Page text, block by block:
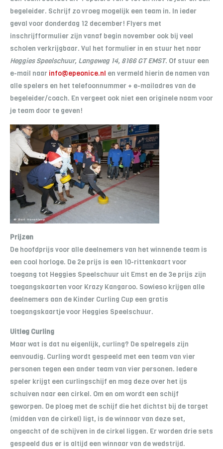
begeleider. Schrijf zo vroeg mogelijk een team in. In ieder
geval voor donderdag 12 december! Flyers met
inschrijfformulier zijn vanaf begin november ook bij veel
scholen verkrijgbaar. Vul het formulier in en stuur het naar
Heggies Speelschuur, Langeweg 14, 8166 GT EMST. Of stuur een
e-mail naar info@epeonice.nl en vermeld hierin de namen van
alle spelers en het telefoonnummer + e-mailadres van de
begeleider/coach. En vergeet ook niet een originele naam voor
je team door te geven!
Prijzen
De hoofdprijs voor alle deelnemers van het winnende team is
een cool horloge. De 2e prijs is een 10-rittenkaart voor
toegang tot Heggies Speelschuur uit Emst en de 3e prijs zijn
toegangskaarten voor Krazy Kangaroo. Sowieso krijgen alle
deelnemers aan de Kinder Curling Cup een gratis
toegangskaartje voor Heggies Speelschuur.
Uitleg Curling
Maar wat is dat nu eigenlijk, curling? De spelregels zijn
eenvoudig. Curling wordt gespeeld met een team van vier
personen tegen een ander team van vier personen. Iedere
speler krijgt een curlingschijf en mag deze over het ijs
schuiven naar een cirkel. Om en om wordt een schijf
geworpen. De ploeg met de schijf die het dichtst bij de target
(midden van de cirkel) ligt, is de winnaar van deze set,
ongeacht of de schijven in de cirkel liggen. Er worden drie sets
gespeeld dus er is altijd een winnaar van de wedstrijd.